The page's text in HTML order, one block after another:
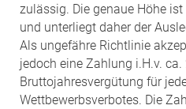
zulässig. Die genaue Höhe
und unterliegt daher der
Als ungefähre Richtlinie
jedoch eine Zahlung i.H.v. ca.
Bruttojahresvergütung für
Wettbewerbsverbotes. Die